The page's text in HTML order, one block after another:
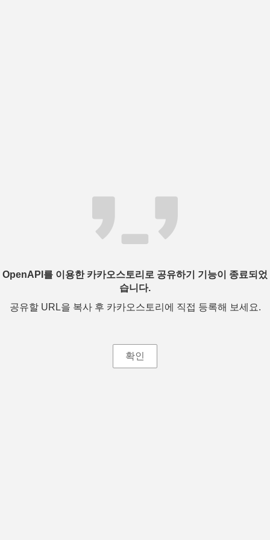
OpenAPI를 이용한 카카오스토리로 공유하기 기능이 종료되었
습니다.
공유할 URL을 복사 후 카카오스토리에 직접 등록해 보세요.
확인